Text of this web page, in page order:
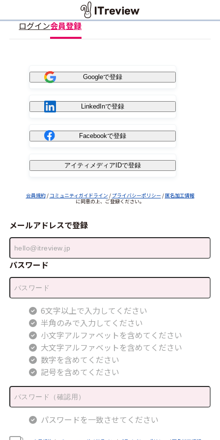
ログイン会員登録
Googleで登録
LinkedInで登録
Facebookで登録
アイティメディアIDで登録
会員規約/ コミュニティガイドライン / プライバシーポリシー /匿名加工情報
に同意の上、ご登録ください。
メールアドレスで登録
パスワード
6文字以上で入力してください
半角のみで入力してください
小文字アルファベットを含めてください
大文字アルファベットを含めてください
数字を含めてください
記号を含めてください
パスワードを一致させてください